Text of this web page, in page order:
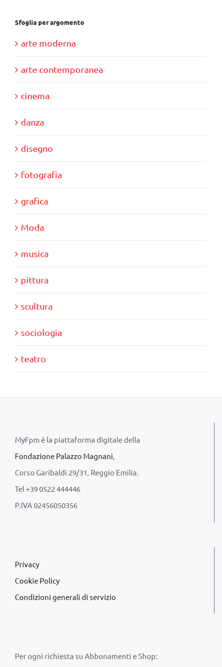
Sfoglia per argomento
arte moderna
arte contemporanea
cinema
danza
disegno
fotografia
grafica
Moda
musica
pittura
scultura
sociologia
teatro
MyFpm è la piattaforma digitale della
Fondazione Palazzo Magnani,
Corso Garibaldi 29/31, Reggio Emilia.
Tel +39 0522 444446
P.IVA 02456050356
Privacy
Cookie Policy
Condizioni generali di servizio
Per ogni richiesta su Abbonamenti e Shop: